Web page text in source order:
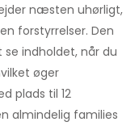
næsten uhørligt,
forstyrrelser. Den
indholdet, når du
øger
plads til 12
almindelig families